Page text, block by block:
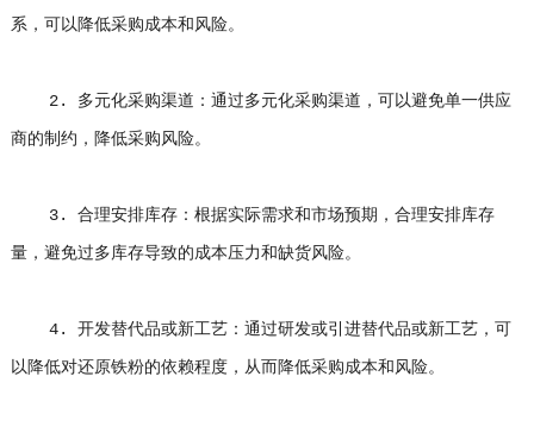
系，可以降低采购成本和风险。
2. 多元化采购渠道：通过多元化采购渠道，可以避免单一供应
商的制约，降低采购风险。
3. 合理安排库存：根据实际需求和市场预期，合理安排库存
量，避免过多库存导致的成本压力和缺货风险。
4. 开发替代品或新工艺：通过研发或引进替代品或新工艺，可
以降低对还原铁粉的依赖程度，从而降低采购成本和风险。